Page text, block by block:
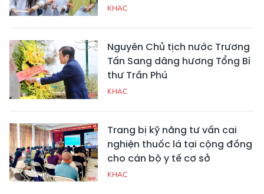
KHAC
Nguyên Chủ tịch nước Trương
Tấn Sang dâng hương Tổng Bí
thư Trần Phú
KHAC
Trang bị kỹ năng tư vấn cai
nghiện thuốc lá tại cộng đồng
cho cán bộ y tế cơ sở
KHAC